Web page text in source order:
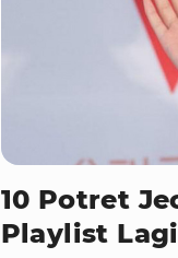
10 Potret
Playlist